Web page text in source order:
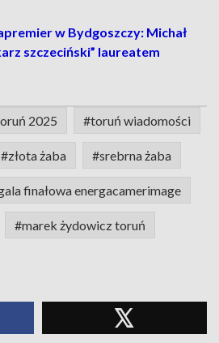
w Bydgoszczy: Michał
szczeciński” laureatem
2025 #toruń wiadomości
#złota żaba #srebrna żaba
finałowa energacamerimage
#marek żydowicz toruń